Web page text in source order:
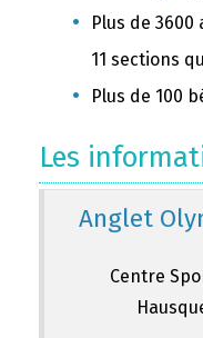
Plus de
11 sections
Plus de 100
Les
Anglet
Centre